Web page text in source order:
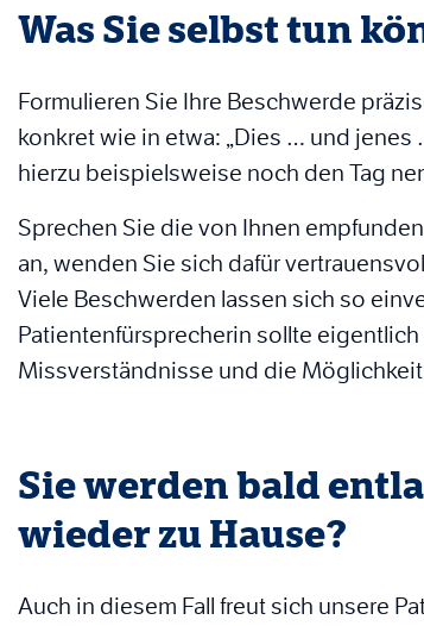
Was Sie selbst tun
Formulieren Sie Ihre Beschwerde
konkret wie in etwa: „Dies … und jenes
hierzu beispielsweise noch den Tag
Sprechen Sie die von Ihnen
an, wenden Sie sich dafür
Viele Beschwerden lassen sich so
Patientenfürsprecherin sollte
Missverständnisse und die
Sie werden bald
wieder zu Hause?
Auch in diesem Fall freut sich unsere